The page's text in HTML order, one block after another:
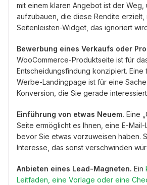
mit einem klaren Angebot ist der Weg,
aufzubauen, die diese Rendite erzielt,
Seitenleisten-Widget, das ignoriert
Bewerbung eines Verkaufs oder
WooCommerce-Produktseite ist für
Entscheidungsfindung konzipiert. Eine
Werbe-Landingpage ist für eine
Konversion, die Sie gerade
Einführung von etwas Neuem. Eine
Seite ermöglicht es Ihnen, eine E-
bevor Sie etwas vorzuweisen haben.
Interesse, das sonst verschwinden
Anbieten eines Lead-Magneten. Ein
Leitfaden, eine Vorlage oder eine